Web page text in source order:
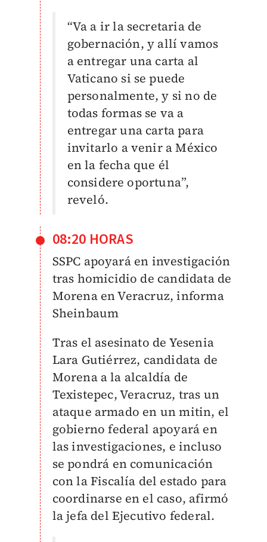
“Va a ir la secretaria de
gobernación, y allí vamos
a entregar una carta al
Vaticano si se puede
personalmente, y si no de
todas formas se va a
entregar una carta para
invitarlo a venir a México
en la fecha que él
considere oportuna”,
reveló.
08:20 HORAS
SSPC apoyará en investigación
tras homicidio de candidata de
Morena en Veracruz, informa
Sheinbaum
Tras el asesinato de Yesenia
Lara Gutiérrez, candidata de
Morena a la alcaldía de
Texistepec, Veracruz, tras un
ataque armado en un mitin, el
gobierno federal apoyará en
las investigaciones, e incluso
se pondrá en comunicación
con la Fiscalía del estado para
coordinarse en el caso, afirmó
la jefa del Ejecutivo federal.